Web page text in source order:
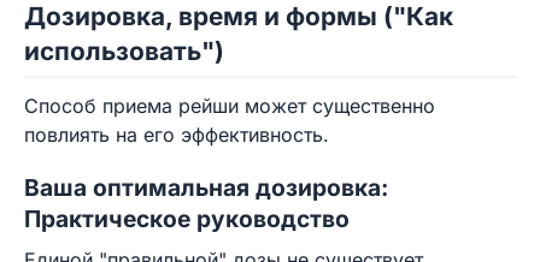
Дозировка, время и формы ("Как
использовать")
Способ приема рейши может существенно
повлиять на его эффективность.
Ваша оптимальная дозировка:
Практическое руководство